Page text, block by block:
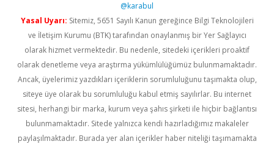
@karabul
Yasal Uyarı: Sitemiz, 5651 Sayılı Kanun gereğince Bilgi Teknolojileri
ve İletişim Kurumu (BTK) tarafından onaylanmış bir Yer Sağlayıcı
olarak hizmet vermektedir. Bu nedenle, sitedeki içerikleri proaktif
olarak denetleme veya araştırma yükümlülüğümüz bulunmamaktadır.
Ancak, üyelerimiz yazdıkları içeriklerin sorumluluğunu taşımakta olup,
siteye üye olarak bu sorumluluğu kabul etmiş sayılırlar. Bu internet
sitesi, herhangi bir marka, kurum veya şahıs şirketi ile hiçbir bağlantısı
bulunmamaktadır. Sitede yalnızca kendi hazırladığımız makaleler
paylaşılmaktadır. Burada yer alan içerikler haber niteliği taşımamakta